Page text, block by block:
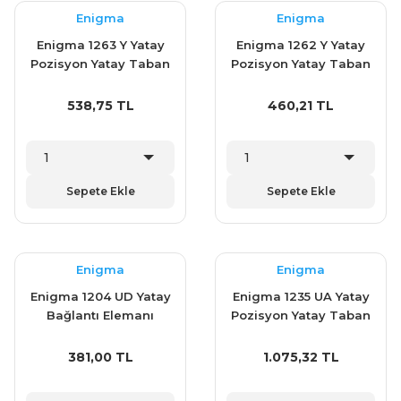
Enigma
Enigma 1263 Y Yatay
Pozisyon Yatay Taban
538,75 TL
Sepete Ekle
Enigma
Enigma 1262 Y Yatay
Pozisyon Yatay Taban
460,21 TL
Sepete Ekle
Enigma
Enigma 1204 UD Yatay
Bağlantı Elemanı
381,00 TL
Enigma
Enigma 1235 UA Yatay
Pozisyon Yatay Taban
1.075,32 TL